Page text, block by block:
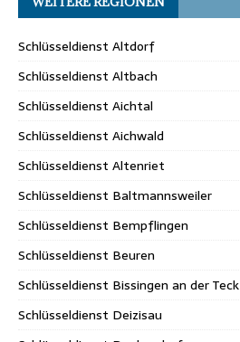
Schlüsseldienst Altdorf
Schlüsseldienst Altbach
Schlüsseldienst Aichtal
Schlüsseldienst Aichwald
Schlüsseldienst Altenriet
Schlüsseldienst Baltmannsweiler
Schlüsseldienst Bempflingen
Schlüsseldienst Beuren
Schlüsseldienst Bissingen an der Teck
Schlüsseldienst Deizisau